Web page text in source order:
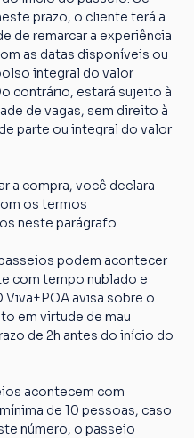
prazo, o cliente terá a
de remarcar a experiência
as datas disponíveis ou
integral do valor
contrário, estará sujeito à
de vagas, sem direito à
parte ou integral do valor
a compra, você declara
os termos
neste parágrafo.
podem acontecer
com tempo nublado e
Viva+POA avisa sobre o
em virtude de mau
de 2h antes do início do
acontecem com
de 10 pessoas, caso
número, o passeio